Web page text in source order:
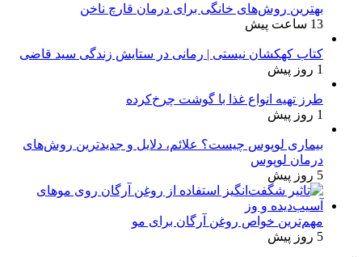
بهترین روش‌های خانگی برای درمان قارچ ناخن
13 ساعت پیش
کتاب کهکشان نیستی | رمانی در ستایش زندگی سید قاضی
1 روز پیش
طرز تهیه انواع غذا با گوشت چرخ‌کرده
1 روز پیش
بیماری لوپوس چیست؟ علائم، دلایل و جدیدترین روش‌های
درمان لوپوس
5 روز پیش
مهم‌ترین خواص روغن آرگان برای مو
5 روز پیش